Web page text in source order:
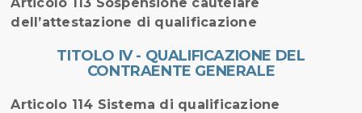
dell’attestazione di qualificazione
TITOLO IV - QUALIFICAZIONE DEL
CONTRAENTE GENERALE
Articolo 114 Sistema di qualificazione